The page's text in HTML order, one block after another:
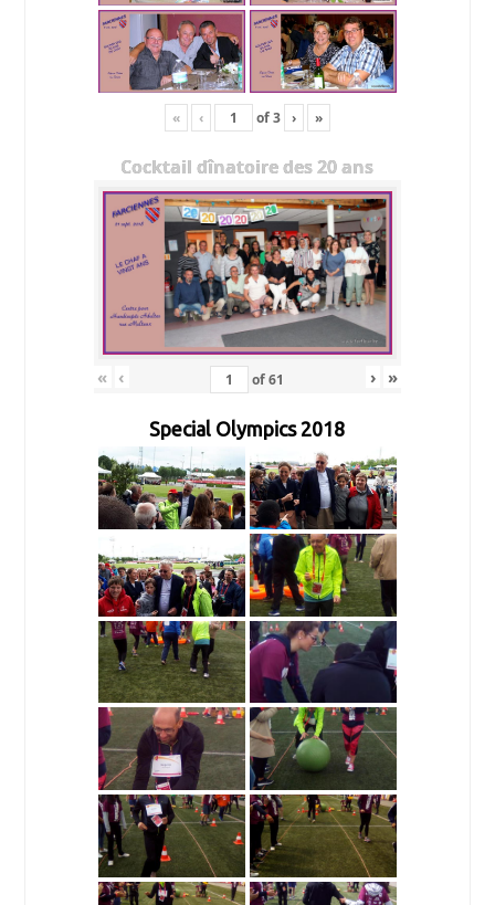
« ‹ of3 › »
Cocktail dînatoire des 20 ans
« ‹ of61 › »
Special Olympics 2018